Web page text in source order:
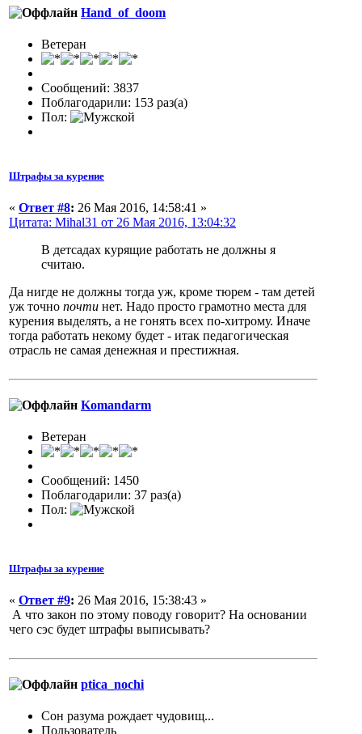
Hand_of_doom
Ветеран
Сообщений: 3837
Поблагодарили: 153 раз(а)
Пол:
Штрафы за курение
« Ответ #8: 26 Мая 2016, 14:58:41 »
Цитата: Mihal31 от 26 Мая 2016, 13:04:32
В детсадах курящие работать не должны я
считаю.
Да нигде не должны тогда уж, кроме тюрем - там детей
уж точно почти нет. Надо просто грамотно места для
курения выделять, а не гонять всех по-хитрому. Иначе
тогда работать некому будет - итак педагогическая
отрасль не самая денежная и престижная.
Komandarm
Ветеран
Сообщений: 1450
Поблагодарили: 37 раз(а)
Пол:
Штрафы за курение
« Ответ #9: 26 Мая 2016, 15:38:43 »
А что закон по этому поводу говорит? На основании
чего сэс будет штрафы выписывать?
ptica_nochi
Сон разума рождает чудовищ...
Пользователь